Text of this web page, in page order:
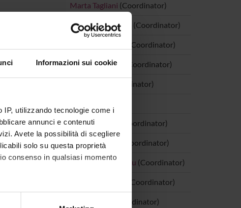
Informazioni sui cookie
utilizzando tecnologie come i
annunci e contenuti
Avete la possibilità di scegliere
solo su questa proprietà
consenso in qualsiasi momento
qualche metro,
Marta Tagliani (Coordinator)
Giovanni Scardoni (Coordinator)
(Coordinator)
Neliana Orlandi (Coordinator)
(Coordinator)
Roberto Burro (Coordinator)
Debora Viviani (Coordinator)
Francesca Cadeddu (Coordinator)
(Coordinator)
(Coordinator)